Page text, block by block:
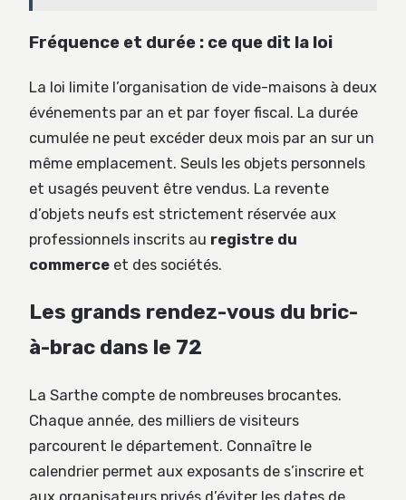
Fréquence et durée : ce que dit la loi
La loi limite l’organisation de vide-maisons à deux
événements par an et par foyer fiscal. La durée
cumulée ne peut excéder deux mois par an sur un
même emplacement. Seuls les objets personnels
et usagés peuvent être vendus. La revente
d’objets neufs est strictement réservée aux
professionnels inscrits au registre du
commerce et des sociétés.
Les grands rendez-vous du bric-
à-brac dans le 72
La Sarthe compte de nombreuses brocantes.
Chaque année, des milliers de visiteurs
parcourent le département. Connaître le
calendrier permet aux exposants de s’inscrire et